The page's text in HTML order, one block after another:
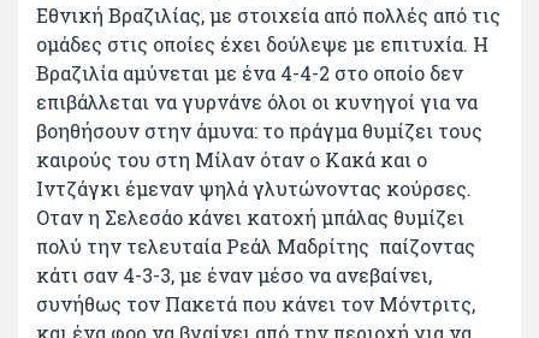
Εθνική Βραζιλίας, με στοιχεία από πολλές από τις
ομάδες στις οποίες έχει δούλεψε με επιτυχία. Η
Βραζιλία αμύνεται με ένα 4-4-2 στο οποίο δεν
επιβάλλεται να γυρνάνε όλοι οι κυνηγοί για να
βοηθήσουν στην άμυνα: το πράγμα θυμίζει τους
καιρούς του στη Μίλαν όταν ο Κακά και ο
Ιντζάγκι έμεναν ψηλά γλυτώνοντας κούρσες.
Οταν η Σελεσάο κάνει κατοχή μπάλας θυμίζει
πολύ την τελευταία Ρεάλ Μαδρίτης παίζοντας
κάτι σαν 4-3-3, με έναν μέσο να ανεβαίνει,
συνήθως τον Πακετά που κάνει τον Μόντριτς,
και ένα φορ να βγαίνει από την περιοχή για να